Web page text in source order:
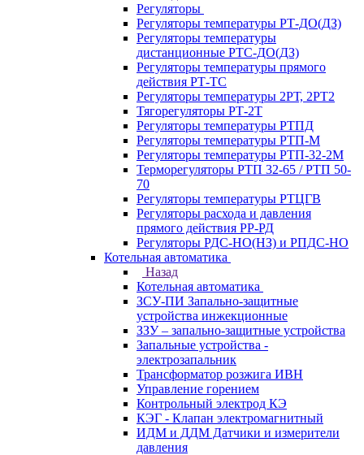
Регуляторы
Регуляторы температуры РТ-ДО(ДЗ)
Регуляторы температуры
дистанционные РТС-ДО(ДЗ)
Регуляторы температуры прямого
действия РТ-ТС
Регуляторы температуры 2РТ, 2РT2
Тягорегуляторы РТ-2Т
Регуляторы температуры РТПД
Регуляторы температуры РТП-M
Регуляторы температуры РТП-32-2М
Терморегуляторы РТП 32-65 / РТП 50-
70
Регуляторы температуры РТЦГВ
Регуляторы расхода и давления
прямого действия РР-РД
Регуляторы РДС-НО(НЗ) и РПДС-НО
Котельная автоматика
Назад
Котельная автоматика
ЗСУ-ПИ Запально-защитные
устройства инжекционные
ЗЗУ – запально-защитные устройства
Запальные устройства -
электрозапальник
Трансформатор розжига ИВН
Управление горением
Контрольный электрод КЭ
КЭГ - Клапан электромагнитный
ИДМ и ДДМ Датчики и измерители
давления